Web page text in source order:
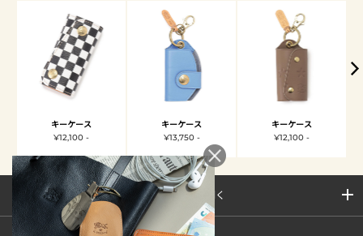
キーケース
¥12,100 -
キーケース
¥13,750 -
キーケース
¥12,100 -
サイトマップを開く